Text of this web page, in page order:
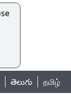
काही गोष्टी घ्या
తెలుగు தமிழ்